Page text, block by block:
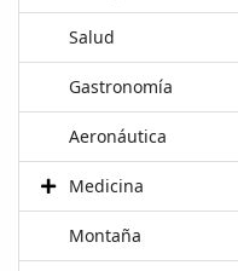
Salud
Gastronomía
Aeronáutica
Medicina
Montaña